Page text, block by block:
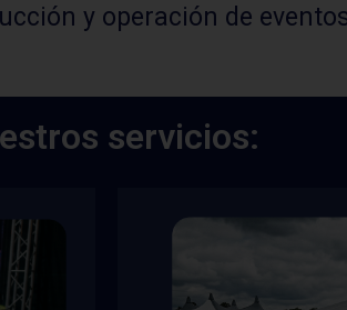
y operación de
servicios: